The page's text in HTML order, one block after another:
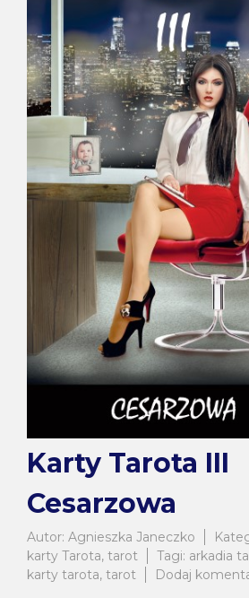
Karty Tarota III
Cesarzowa
Autor: Agnieszka Janeczko
karty Tarota, tarot Tagi: arkadia
karty tarota, tarot Dodaj